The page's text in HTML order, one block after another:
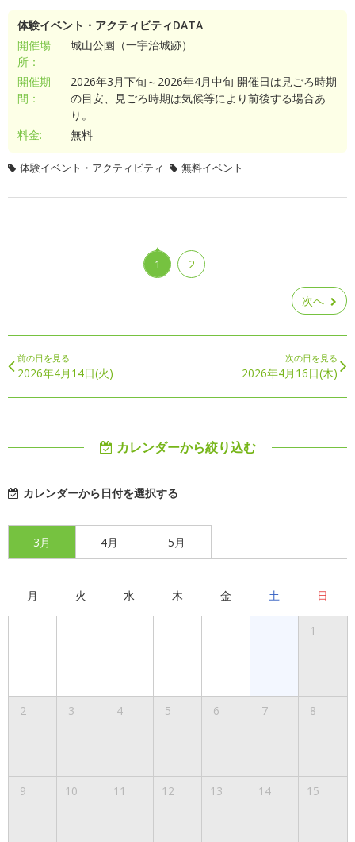
体験イベント・アクティビティDATA
開催場
所：
城山公園（一宇治城跡）
開催期
間：
2026年3月下旬～2026年4月中旬 開催日は見ごろ時期
の目安、見ごろ時期は気候等により前後する場合あ
り。
料金:
無料
体験イベント・アクティビティ 無料イベント
1 2
次へ
前の日を見る
2026年4月14日(火)
次の日を見る
2026年4月16日(木)
カレンダーから絞り込む
カレンダーから日付を選択する
3月 4月 5月
月 火 水 木 金 土 日
1
2 3 4 5 6 7 8
9 10 11 12 13 14 15